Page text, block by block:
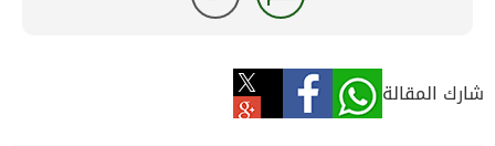
شارك المقالة